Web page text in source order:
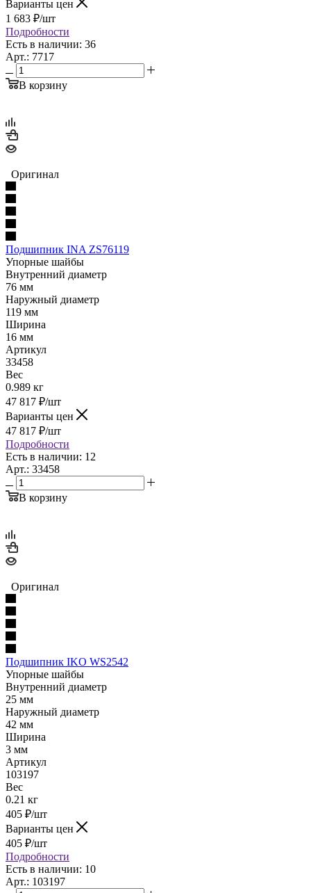
Варианты цен
1 683 ₽/шт
Подробности
Есть в наличии: 36
Арт.: 7717
В корзину
Оригинал
Подшипник INA ZS76119
Упорные шайбы
Внутренний диаметр
76 мм
Наружный диаметр
119 мм
Ширина
16 мм
Артикул
33458
Вес
0.989 кг
47 817 ₽/шт
Варианты цен
47 817 ₽/шт
Подробности
Есть в наличии: 12
Арт.: 33458
В корзину
Оригинал
Подшипник IKO WS2542
Упорные шайбы
Внутренний диаметр
25 мм
Наружный диаметр
42 мм
Ширина
3 мм
Артикул
103197
Вес
0.21 кг
405 ₽/шт
Варианты цен
405 ₽/шт
Подробности
Есть в наличии: 10
Арт.: 103197